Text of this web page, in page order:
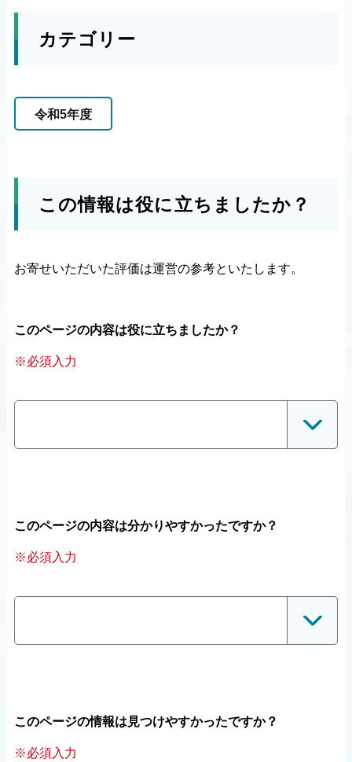
カテゴリー
令和5年度
この情報は役に立ちましたか？
お寄せいただいた評価は運営の参考といたします。
このページの内容は役に立ちましたか？
※必須入力
このページの内容は分かりやすかったですか？
※必須入力
このページの情報は見つけやすかったですか？
※必須入力